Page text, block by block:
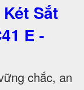
Sắt
E -
chắc, an